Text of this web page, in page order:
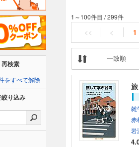
1～100件目 /299件
<< < 1
一致順
雑
赤
岩
検索
をすべて解除
り込み